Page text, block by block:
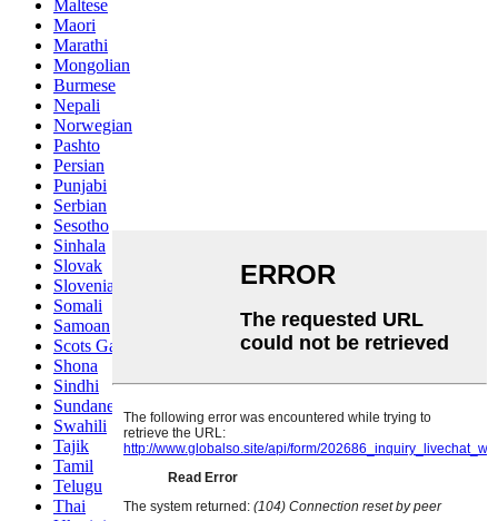
Maltese
Maori
Marathi
Mongolian
Burmese
Nepali
Norwegian
Pashto
Persian
Punjabi
Serbian
Sesotho
Sinhala
Slovak
Slovenian
Somali
Samoan
Scots Gaelic
Shona
Sindhi
Sundanese
Swahili
Tajik
Tamil
Telugu
Thai